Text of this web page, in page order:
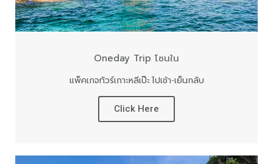
Oneday Trip โซนใน
แพ็คเกจทัวร์เกาะหลีเป๊ะ ไปเช้า-เย็นกลับ
Click Here